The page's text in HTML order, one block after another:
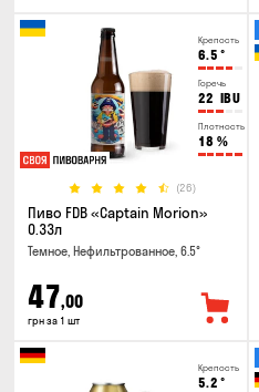
Крепость
6.5 °
Горечь
22 IBU
Плотность
18 %
(26)
Пиво FDB «Captain Morion»
0.33л
Темное, Нефильтрованное, 6.5°
47,00
грн за 1 шт
Крепость
5.2 °